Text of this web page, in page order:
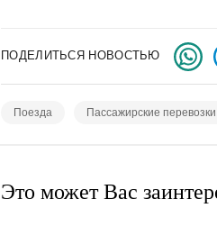
ПОДЕЛИТЬСЯ НОВОСТЬЮ
Поезда Пассажирские перевозки
Это может Вас